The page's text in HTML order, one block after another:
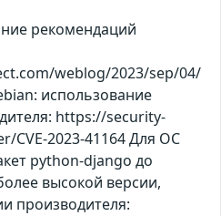
рекомендаций
weblog/2023/sep/04/
использование
https://security-
CVE-2023-41164 Для ОС
python-django до
высокой версии,
производителя: